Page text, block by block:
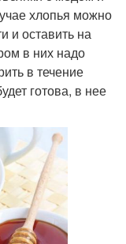
хлопья можно
и оставить на
в них надо
в течение
готова, в нее